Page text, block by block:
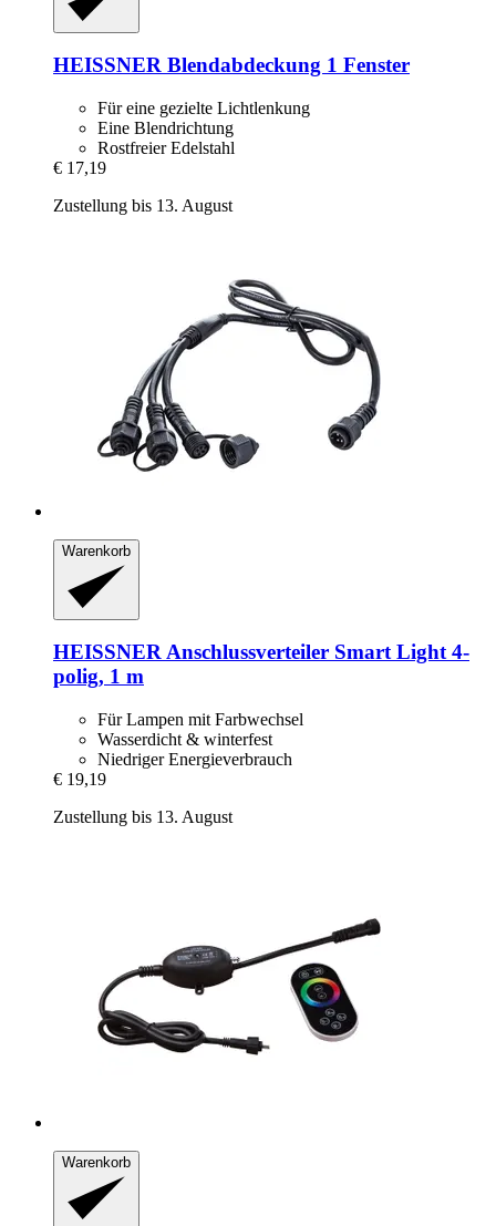
HEISSNER Blendabdeckung 1 Fenster
Für eine gezielte Lichtlenkung
Eine Blendrichtung
Rostfreier Edelstahl
€ 17,19
Zustellung bis 13. August
Warenkorb
HEISSNERAnschlussverteiler Smart Light 4-​
polig, 1 m
Für Lampen mit Farbwechsel
Wasserdicht & winterfest
Niedriger Energieverbrauch
€ 19,19
Zustellung bis 13. August
Warenkorb